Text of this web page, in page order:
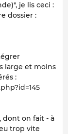
je lis ceci :
dossier :
large et moins
:
dont on fait - à
trop vite